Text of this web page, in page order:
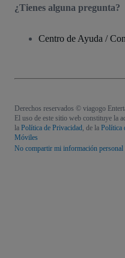
¿Tienes alguna pregunta?
Centro de Ayuda /
Derechos reservados © viagogo
El uso de este sitio web constituye la
la Política de Privacidad , de la Política
Móviles
No compartir mi información personal